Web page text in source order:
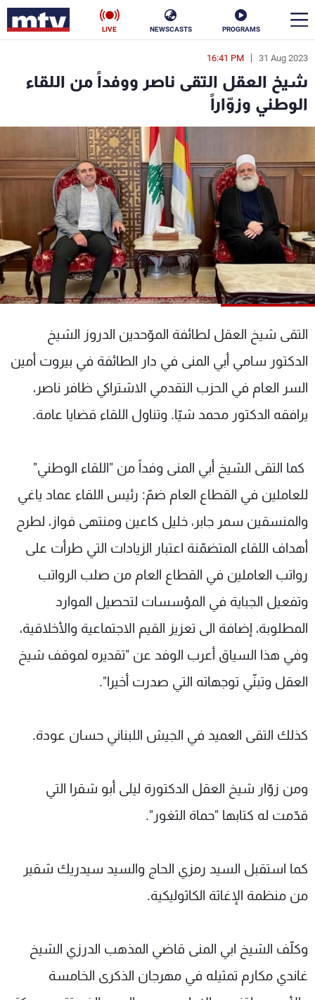
PROGRAMS
NEWSCASTS
LIVE
31 Aug 2023
16:41 PM
شيخ العقل التقى ناصر ووفداً من اللقاء
الوطني وزوّاراً
التقى شيخ العقل لطائفة الموّحدين الدروز الشيخ
الدكتور سامي أبي المنى في دار الطائفة في بيروت أمين
السر العام في الحزب التقدمي الاشتراكي ظافر ناصر،
يرافقه الدكتور محمد شيّا. وتناول اللقاء قضايا عامة.
كما التقى الشيخ أبي المنى وفداً من "اللقاء الوطني"
للعاملين في القطاع العام ضمّ: رئيس اللقاء عماد ياغي
والمنسقين سمر جابر، خليل كاعين ومنتهى فواز، لطرح
أهداف اللقاء المتضمّنة اعتبار الزيادات التي طرأت على
رواتب العاملين في القطاع العام من صلب الرواتب
وتفعيل الجباية في المؤسسات لتحصيل الموارد
المطلوبة، إضافة الى تعزيز القيم الاجتماعية والأخلاقية،
وفي هذا السياق أعرب الوفد عن "تقديره لموقف شيخ
العقل وتبنّي توجهاته التي صدرت أخيرا".
كذلك التقى العميد في الجيش اللبناني حسان عودة.
ومن زوّار شيخ العقل الدكتورة ليلى أبو شقرا التي
قدّمت له كتابها "حماة الثغور".
كما استقبل السيد رمزي الحاج والسيد سيدريك شقير
من منظمة الإغاثة الكاثوليكية.
وكلّف الشيخ ابي المنى قاضي المذهب الدرزي الشيخ
غاندي مكارم تمثيله في مهرجان الذكرى الخامسة
en
الأخبار
سياسة ناس
إقتصاد فن
منوعات رياضة
كأس العالم
البرامج
شاهد البرامج
عن MTV
الإنـتـاج
لاعلاناتكم
وظائف
تواصل معنا
شروط الإسـتخدام